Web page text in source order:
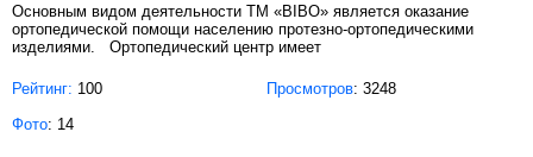
Основным видом деятельности ТМ «BIBO» является оказание
ортопедической помощи населению протезно-ортопедическими
изделиями. Ортопедический центр имеет
Рейтинг: 100 Просмотров: 3248
Фото: 14